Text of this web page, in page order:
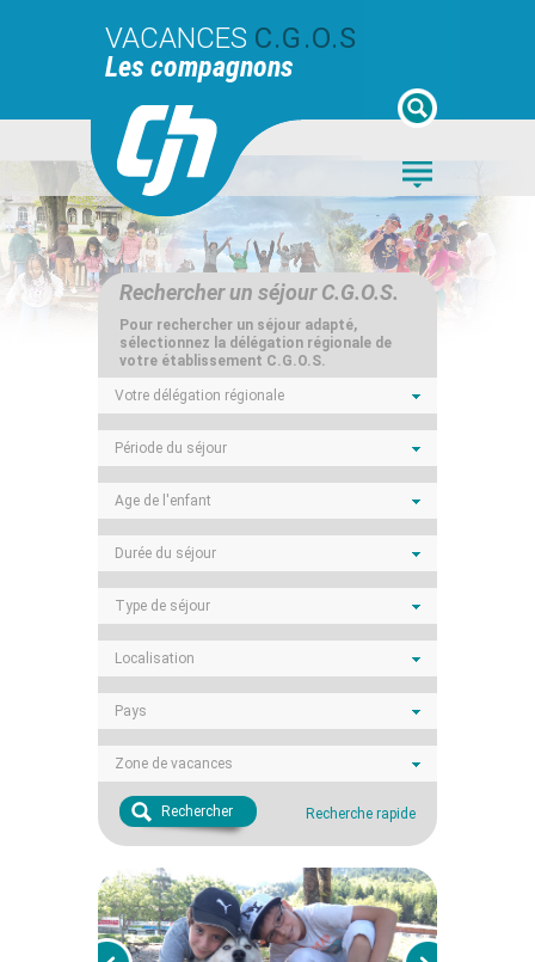
VACANCES C.G.O.S
Les compagnons
Rechercher un séjour C.G.O.S.
Pour rechercher un séjour adapté,
sélectionnez la délégation régionale de
votre établissement C.G.O.S.
Votre délégation régionale
Période du séjour
Age de l'enfant
Durée du séjour
Type de séjour
Localisation
Pays
Zone de vacances
Recherche rapide
Rechercher